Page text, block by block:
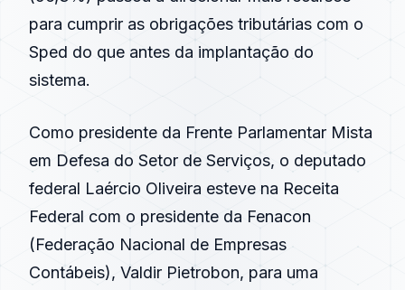
para cumprir as obrigações tributárias com o
Sped do que antes da implantação do
sistema.
Como presidente da Frente Parlamentar Mista
em Defesa do Setor de Serviços, o deputado
federal Laércio Oliveira esteve na Receita
Federal com o presidente da Fenacon
(Federação Nacional de Empresas
Contábeis), Valdir Pietrobon, para uma